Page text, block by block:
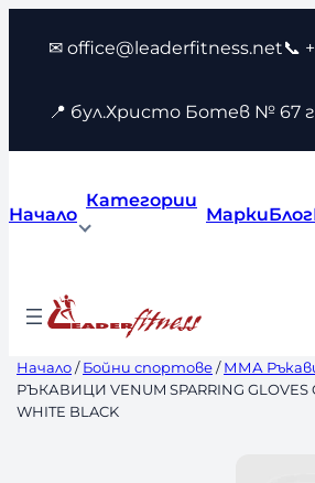
съдържанието
✉ office@leaderfitness.net📞
📍 бул.Христо Ботев № 67
Начало
Категории
МаркиБлог
Начало/Бойни спортове/ММА
РЪКАВИЦИ VENUM SPARRING GLOVES
WHITE BLACK